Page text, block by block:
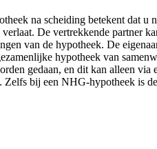
na scheiding betekent dat u
De vertrekkende partner
van de hypotheek. De
hypotheek van
gedaan, en dit kan alleen
Zelfs bij een NHG-hypotheek is